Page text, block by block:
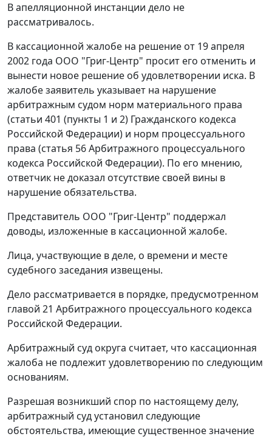
В апелляционной инстанции дело не
рассматривалось.
В кассационной жалобе на решение от 19 апреля
2002 года ООО "Григ-Центр" просит его отменить и
вынести новое решение об удовлетворении иска. В
жалобе заявитель указывает на нарушение
арбитражным судом норм материального права
(статьи 401 (пункты 1 и 2) Гражданского кодекса
Российской Федерации) и норм процессуального
права (статья 56Арбитражного процессуального
кодекса Российской Федерации). По его мнению,
ответчик не доказал отсутствие своей вины в
нарушение обязательства.
Представитель ООО "Григ-Центр" поддержал
доводы, изложенные в кассационной жалобе.
Лица, участвующие в деле, о времени и месте
судебного заседания извещены.
Дело рассматривается в порядке, предусмотренном
главой 21 Арбитражного процессуального кодекса
Российской Федерации.
Арбитражный суд округа считает, что кассационная
жалоба не подлежит удовлетворению по следующим
основаниям.
Разрешая возникший спор по настоящему делу,
арбитражный суд установил следующие
обстоятельства, имеющие существенное значение